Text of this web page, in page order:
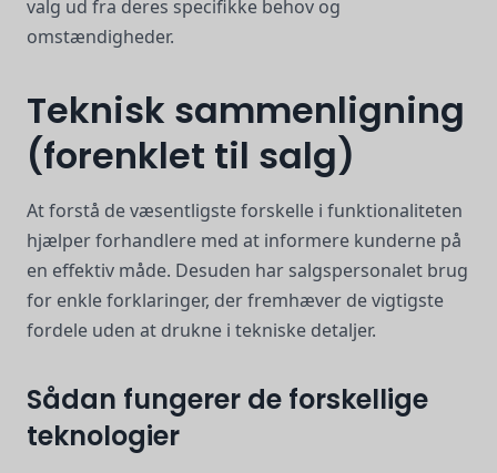
valg ud fra deres specifikke behov og
omstændigheder.
Teknisk sammenligning
(forenklet til salg)
At forstå de væsentligste forskelle i funktionaliteten
hjælper forhandlere med at informere kunderne på
en effektiv måde. Desuden har salgspersonalet brug
for enkle forklaringer, der fremhæver de vigtigste
fordele uden at drukne i tekniske detaljer.
Sådan fungerer de forskellige
teknologier